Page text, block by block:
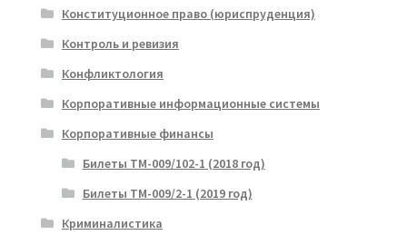
Конституционное право (юриспруденция)
Контроль и ревизия
Конфликтология
Корпоративные информационные системы
Корпоративные финансы
Билеты ТМ-009/102-1 (2018 год)
Билеты ТМ-009/2-1 (2019 год)
Криминалистика